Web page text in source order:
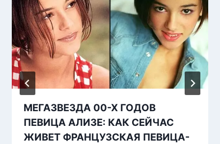
МЕГАЗВЕЗДА 00-Х ГОДОВ
ПЕВИЦА АЛИЗЕ: КАК СЕЙЧАС
ЖИВЕТ ФРАНЦУЗСКАЯ ПЕВИЦА-